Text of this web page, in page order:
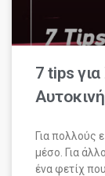
7 tips
Για πολλούς
μέσο. Για
ένα φετίχ